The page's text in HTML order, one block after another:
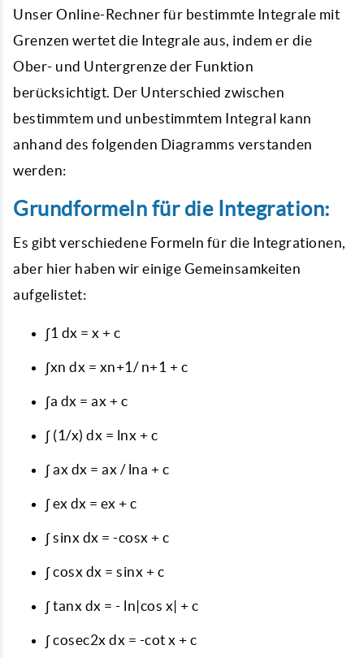
Unser Online-Rechner für bestimmte Integrale mit
Grenzen wertet die Integrale aus, indem er die
Ober- und Untergrenze der Funktion
berücksichtigt. Der Unterschied zwischen
bestimmtem und unbestimmtem Integral kann
anhand des folgenden Diagramms verstanden
werden:
Grundformeln für die Integration:
Es gibt verschiedene Formeln für die Integrationen,
aber hier haben wir einige Gemeinsamkeiten
aufgelistet:
∫1 dx = x + c
∫xn dx = xn+1/ n+1 + c
∫a dx = ax + c
∫ (1/x) dx = lnx + c
∫ ax dx = ax / lna + c
∫ ex dx = ex + c
∫ sinx dx = -cosx + c
∫ cosx dx = sinx + c
∫ tanx dx = - ln|cos x| + c
∫ cosec2x dx = -cot x + c